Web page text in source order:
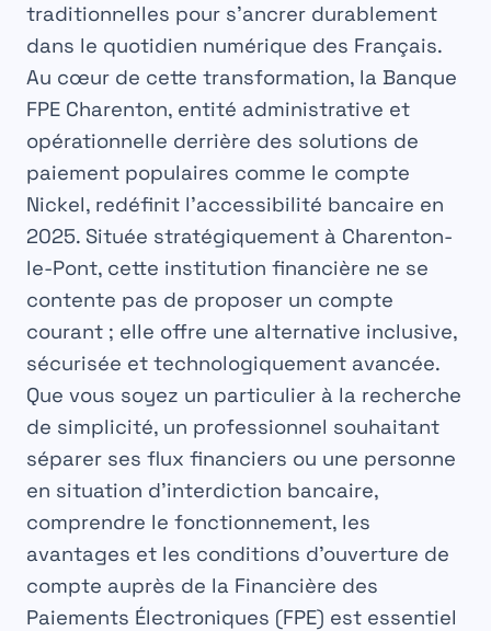
traditionnelles pour s’ancrer durablement
dans le quotidien numérique des Français.
Au cœur de cette transformation, la Banque
FPE Charenton, entité administrative et
opérationnelle derrière des solutions de
paiement populaires comme le compte
Nickel, redéfinit l’accessibilité bancaire en
2025. Située stratégiquement à Charenton-
le-Pont, cette institution financière ne se
contente pas de proposer un compte
courant ; elle offre une alternative inclusive,
sécurisée et technologiquement avancée.
Que vous soyez un particulier à la recherche
de simplicité, un professionnel souhaitant
séparer ses flux financiers ou une personne
en situation d’interdiction bancaire,
comprendre le fonctionnement, les
avantages et les conditions d’ouverture de
compte auprès de la Financière des
Paiements Électroniques (FPE) est essentiel